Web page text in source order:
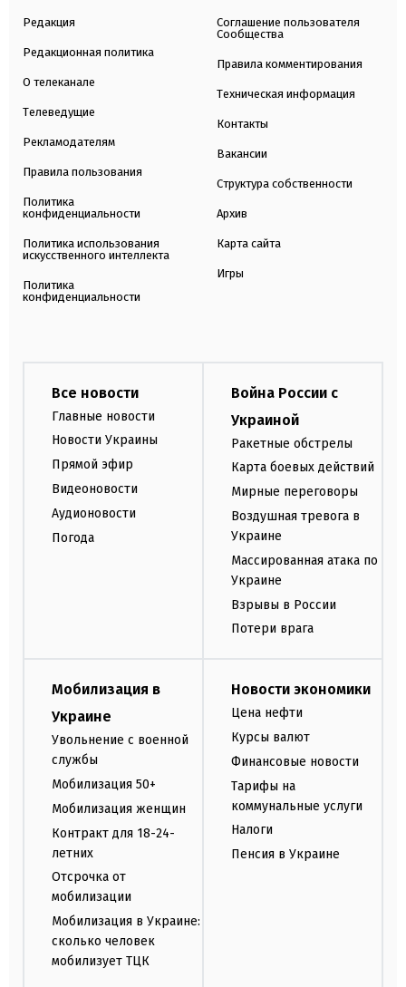
Редакция
Редакционная политика
О телеканале
Телеведущие
Рекламодателям
Правила пользования
Политика
конфиденциальности
Политика использования
искусственного интеллекта
Политика
конфиденциальности
Соглашение пользователя
Сообщества
Правила комментирования
Техническая информация
Контакты
Вакансии
Структура собственности
Архив
Карта сайта
Игры
Все новости
Главные новости
Новости Украины
Прямой эфир
Видеоновости
Аудионовости
Погода
Война России с
Украиной
Ракетные обстрелы
Карта боевых действий
Мирные переговоры
Воздушная тревога в
Украине
Массированная атака по
Украине
Взрывы в России
Потери врага
Мобилизация в
Украине
Увольнение с военной
службы
Мобилизация 50+
Мобилизация женщин
Контракт для 18-24-
летних
Отсрочка от
мобилизации
Мобилизация в Украине:
сколько человек
мобилизует ТЦК
Новости экономики
Цена нефти
Курсы валют
Финансовые новости
Тарифы на
коммунальные услуги
Налоги
Пенсия в Украине